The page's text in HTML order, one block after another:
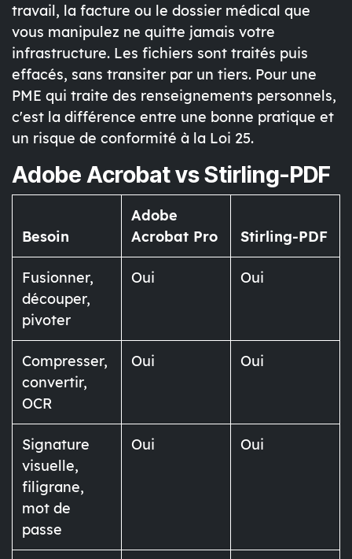
travail, la facture ou le dossier médical que
vous manipulez ne quitte jamais votre
infrastructure. Les fichiers sont traités puis
effacés, sans transiter par un tiers. Pour une
PME qui traite des renseignements personnels,
c'est la différence entre une bonne pratique et
un risque de conformité à la Loi 25.
Adobe Acrobat vs Stirling-PDF
Besoin
Adobe
Acrobat Pro
Stirling-PDF
Fusionner,
découper,
pivoter
Oui Oui
Compresser,
convertir,
OCR
Oui Oui
Signature
visuelle,
filigrane,
mot de
passe
Oui Oui